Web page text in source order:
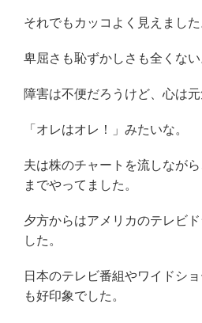
それでもカッコよく見えました
卑屈さも恥ずかしさも全くない
障害は不便だろうけど、心は元
「オレはオレ！」みたいな。
夫は株のチャートを流しなが
までやってました。
夕方からはアメリカのテレビ
した。
日本のテレビ番組やワイドシ
も好印象でした。